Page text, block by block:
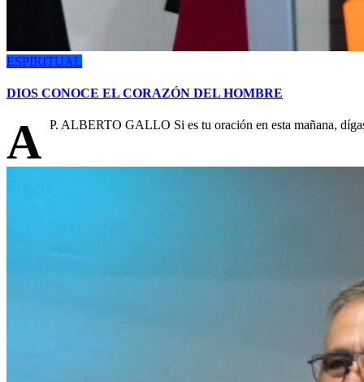
ESPIRITUAL
DIOS CONOCE EL CORAZÓN DEL HOMBRE
A P. ALBERTO GALLO Si es tu oración en esta mañana,